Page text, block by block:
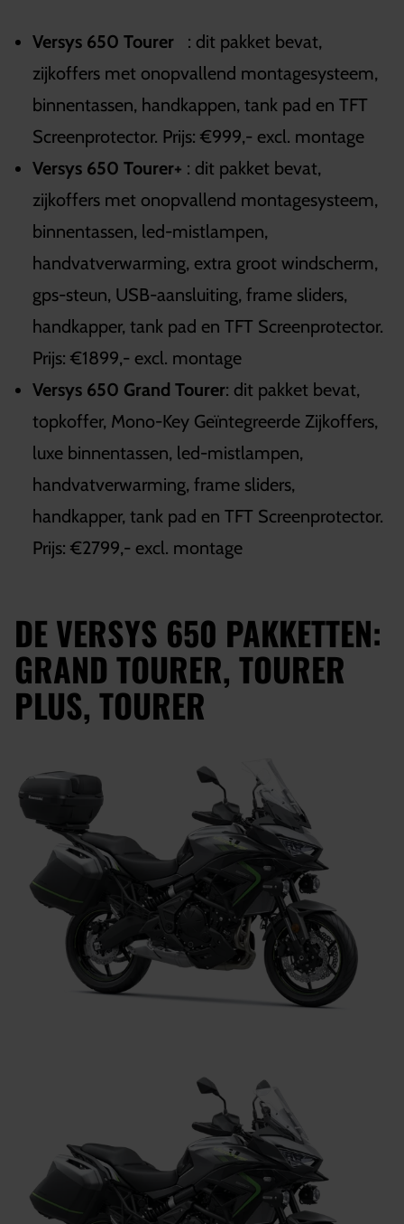
Versys 650 Tourer : dit pakket bevat,
zijkoffers met onopvallend montagesysteem,
binnentassen, handkappen, tank pad en TFT
Screenprotector. Prijs: €999,- excl. montage
Versys 650 Tourer+ : dit pakket bevat,
zijkoffers met onopvallend montagesysteem,
binnentassen, led-mistlampen,
handvatverwarming, extra groot windscherm,
gps-steun, USB-aansluiting, frame sliders,
handkapper, tank pad en TFT Screenprotector.
Prijs: €1899,- excl. montage
Versys 650 Grand Tourer: dit pakket bevat,
topkoffer, Mono-Key Geïntegreerde Zijkoffers,
luxe binnentassen, led-mistlampen,
handvatverwarming, frame sliders,
handkapper, tank pad en TFT Screenprotector.
Prijs: €2799,- excl. montage
DE VERSYS 650 PAKKETTEN:
GRAND TOURER, TOURER
PLUS, TOURER